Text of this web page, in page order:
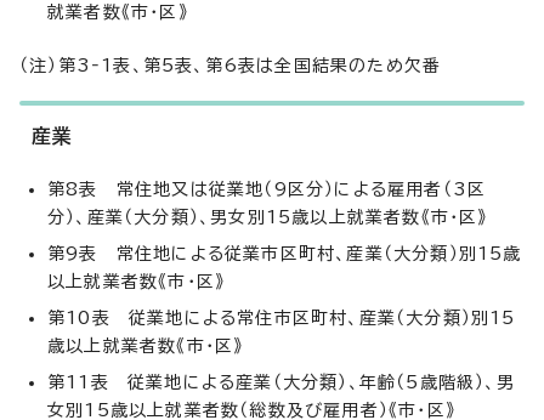
就業者数《市・区》
（注）第3‐1表、第5表、第6表は全国結果のため欠番
産業
第8表 常住地又は従業地（9区分）による雇用者（3区
分）、産業（大分類）、男女別15歳以上就業者数《市・区》
第9表 常住地による従業市区町村、産業（大分類）別15歳
以上就業者数《市・区》
第10表 従業地による常住市区町村、産業（大分類）別15
歳以上就業者数《市・区》
第11表 従業地による産業（大分類）、年齢（5歳階級）、男
女別15歳以上就業者数（総数及び雇用者）《市・区》